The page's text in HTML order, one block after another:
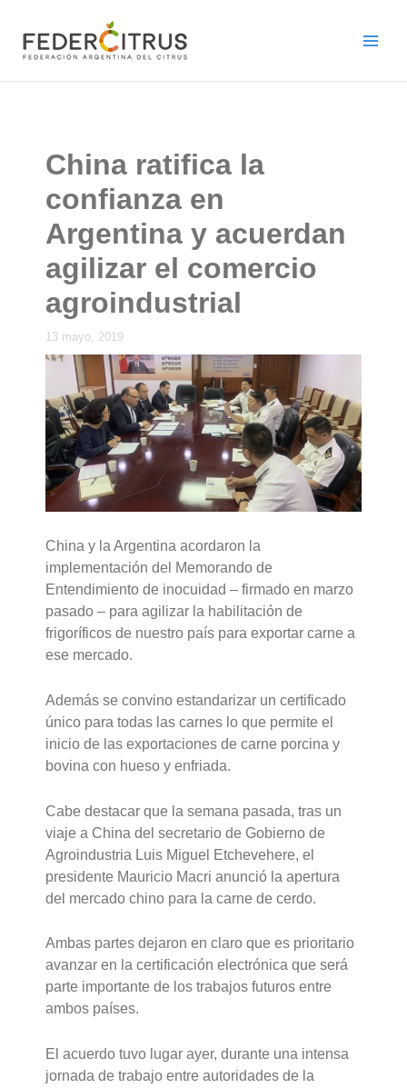
contenido
China ratifica la
confianza en
Argentina y acuerdan
agilizar el comercio
agroindustrial
13 mayo, 2019
China y la Argentina acordaron la
implementación del Memorando de
Entendimiento de inocuidad – firmado en marzo
pasado – para agilizar la habilitación de
frigoríficos de nuestro país para exportar carne a
ese mercado.
Además se convino estandarizar un certificado
único para todas las carnes lo que permite el
inicio de las exportaciones de carne porcina y
bovina con hueso y enfriada.
Cabe destacar que la semana pasada, tras un
viaje a China del secretario de Gobierno de
Agroindustria Luis Miguel Etchevehere, el
presidente Mauricio Macri anunció la apertura
del mercado chino para la carne de cerdo.
Ambas partes dejaron en claro que es prioritario
avanzar en la certificación electrónica que será
parte importante de los trabajos futuros entre
ambos países.
El acuerdo tuvo lugar ayer, durante una intensa
jornada de trabajo entre autoridades de la